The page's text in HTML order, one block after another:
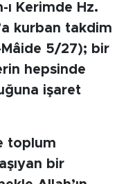
ı Kerimde Hz.
kurban takdim
5/27); bir
hepsinde
işaret
toplum
bir